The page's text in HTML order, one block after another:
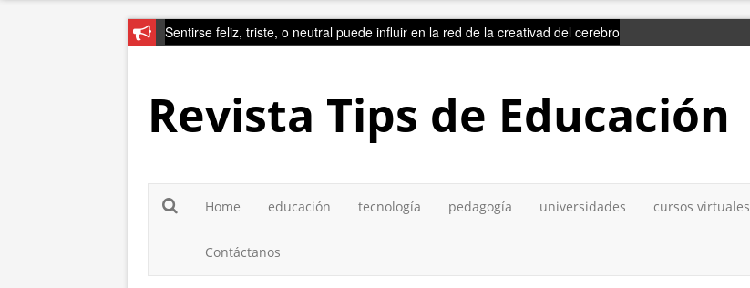
Sentirse feliz, triste, o neutral puede influir en la red de la creativad del cerebro
Revista Tips de Educación
Home educación tecnología pedagogía universidades cursos virtuales
Contáctanos